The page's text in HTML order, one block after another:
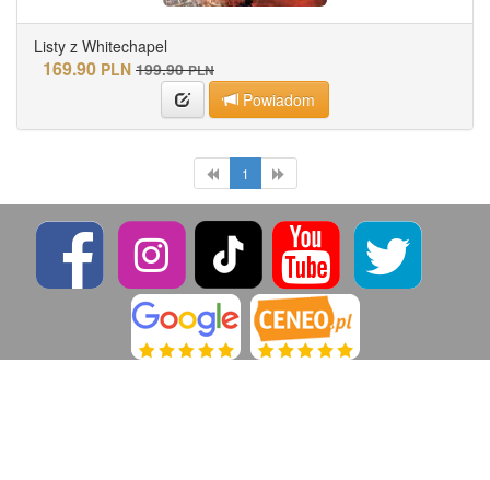
Listy z Whitechapel
169.90 PLN 199.90 PLN
Powiadom
1